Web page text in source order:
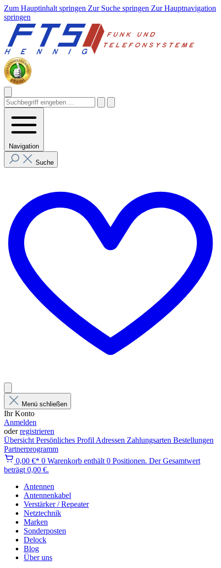
Zum Hauptinhalt springen Zur Suche springen Zur Hauptnavigation
springen
Navigation
Suche
Menü schließen
Ihr Konto
Anmelden
oderregistrieren
Übersicht Persönliches Profil Adressen Zahlungsarten Bestellungen
Partnerprogramm
0,00 €* 0 Warenkorb enthält 0 Positionen. Der Gesamtwert
beträgt 0,00 €.
Antennen
Antennenkabel
Verstärker / Repeater
Netztechnik
Marken
Sonderposten
Delock
Blog
Über uns